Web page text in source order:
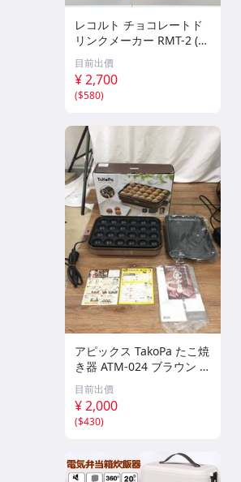
レコルト チョコレートド
リンクメーカー RMT-2 (G
Y) Chocolate Drink Maker
recolte 未開封
目前出價
¥ 2,700
($580)
アピックス TakoPa たこ焼
き器 ATM-024 ブラウン 着
脱式プレート2枚組（たこ
焼き/平面）元箱/取扱説明
書/ EH0715-26
目前出價
¥ 2,000
($430)